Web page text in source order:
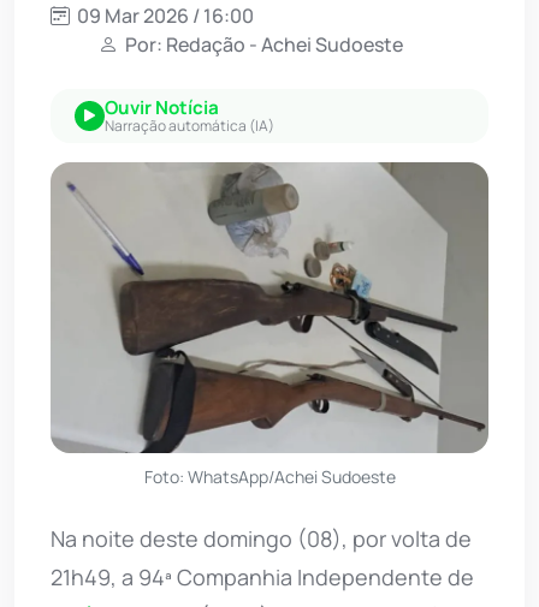
09 Mar 2026 / 16:00
Por: Redação - Achei Sudoeste
Ouvir Notícia
Narração automática (IA)
Foto: WhatsApp/Achei Sudoeste
Na noite deste domingo (08), por volta de
21h49, a 94ª Companhia Independente de